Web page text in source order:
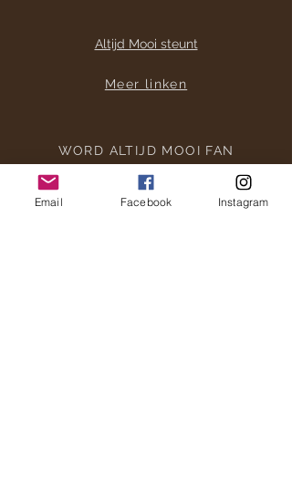
Altijd Mooi steunt
Meer linken
WORD ALTIJD MOOI FAN
Email Facebook Instagram